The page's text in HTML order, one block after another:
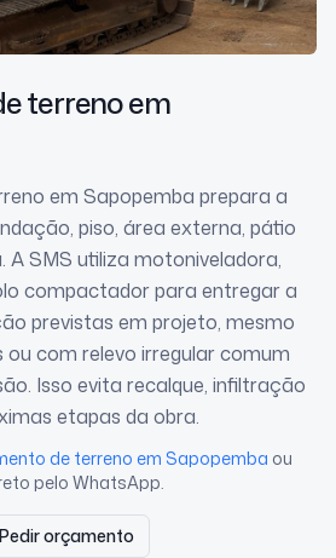
terrenoem
em Sapopemba prepara a
piso, área externa, pátio
A SMS utiliza motoniveladora,
compactador para entregar a
previstas em projeto, mesmo
com relevo irregular comum
Isso evita recalque, infiltração
etapas da obra.
de terreno em Sapopemba ou
pelo WhatsApp.
Pedir orçamento